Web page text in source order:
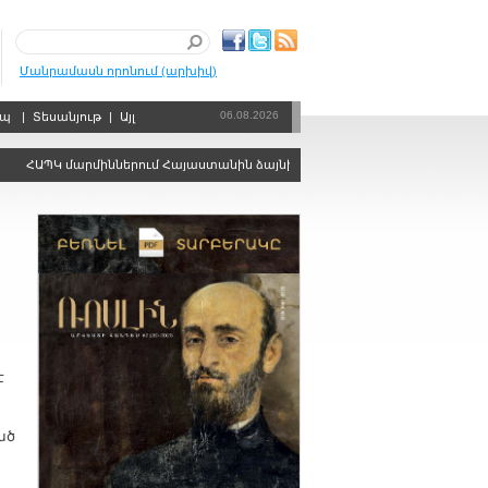
Մանրամասն որոնում (արխիվ)
| Տեսանյութ | Այլ 06.08.2026
ՀԱՊԿ մարմիններում Հայաստանին ձայնի իրավունքից զրկելու որոշում